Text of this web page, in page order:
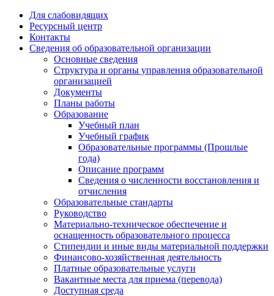
Для слабовидящих
Ресурсный центр
Контакты
Сведения об образовательной организации
Основные сведения
Структура и органы управления образовательной
организацией
Документы
Планы работы
Образование
Учебный план
Учебный график
Образовательные программы (Прошлые
года)
Описание программ
Сведения о численности восстановления и
отчисления
Образовательные стандарты
Руководство
Материально-техническое обеспечение и
оснащенность образовательного процесса
Стипендии и иные виды материальной поддержки
Финансово-хозяйственная деятельность
Платные образовательные услуги
Вакантные места для приема (перевода)
Доступная среда